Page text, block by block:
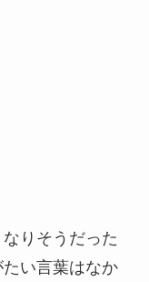
りそうだった
い言葉はなか